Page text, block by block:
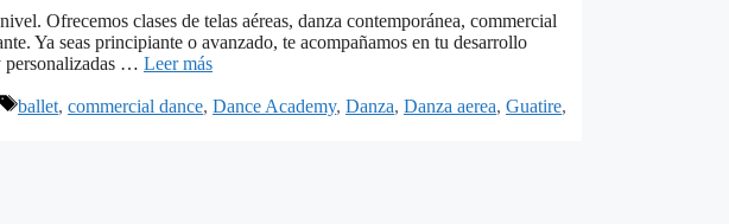
Ofrecemos clases de telas aéreas, danza contemporánea, commercial
Ya seas principiante o avanzado, te acompañamos en tu desarrollo
personalizadas … Leer más
ballet, commercial dance, Dance Academy, Danza, Danza aerea, Guatire,